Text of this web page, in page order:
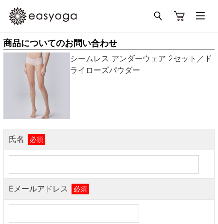
商品についてのお問い合わせ
シームレス アンダーウェア 2セット／ド
ライローズパウダー
氏名 必須
Eメールアドレス 必須